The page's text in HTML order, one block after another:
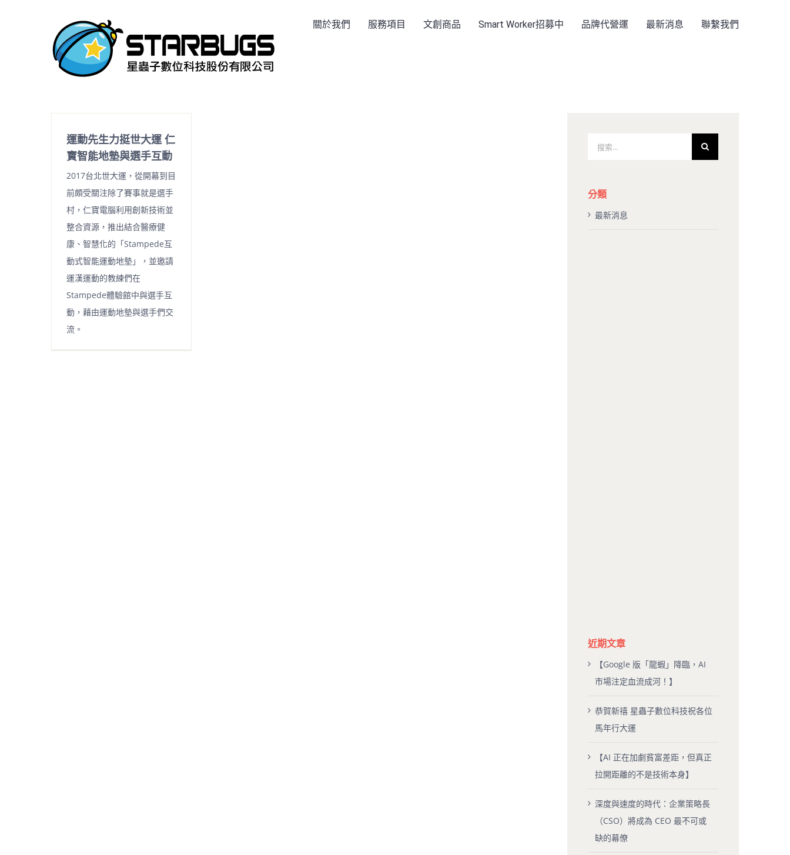
關於我們 服務項目 文創商品 Smart Worker招募中 品牌代營運 最新消息 聯繫我們
運動先生力挺世大運 仁
寶智能地墊與選手互動
2017台北世大運，從開幕到目
前頗受關注除了賽事就是選手
村，仁寶電腦利用創新技術並
整合資源，推出結合醫療健
康、智慧化的「Stampede互
動式智能運動地墊」，並邀請
運漢運動的教練們在
Stampede體驗館中與選手互
動，藉由運動地墊與選手們交
流。
果：
分類
最新消息
近期文章
【Google 版「龍蝦」降臨，AI
市場注定血流成河！】
恭賀新禧 星蟲子數位科技祝各位
馬年行大運
【AI 正在加劇貧富差距，但真正
拉開距離的不是技術本身】
深度與速度的時代：企業策略長
（CSO）將成為 CEO 最不可或
缺的幕僚